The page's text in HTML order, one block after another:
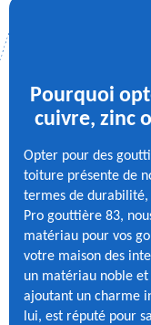
Pourquoi
cuivre, zinc
Opter pour des
toiture présente de
termes de
Pro gouttière 83,
matériau pour vos
votre maison des
un matériau noble
ajoutant un charme
lui, est réputé pour